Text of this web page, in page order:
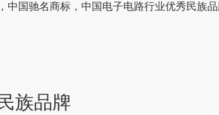
国驰名商标，中国电子电路行业优秀民族
族品牌